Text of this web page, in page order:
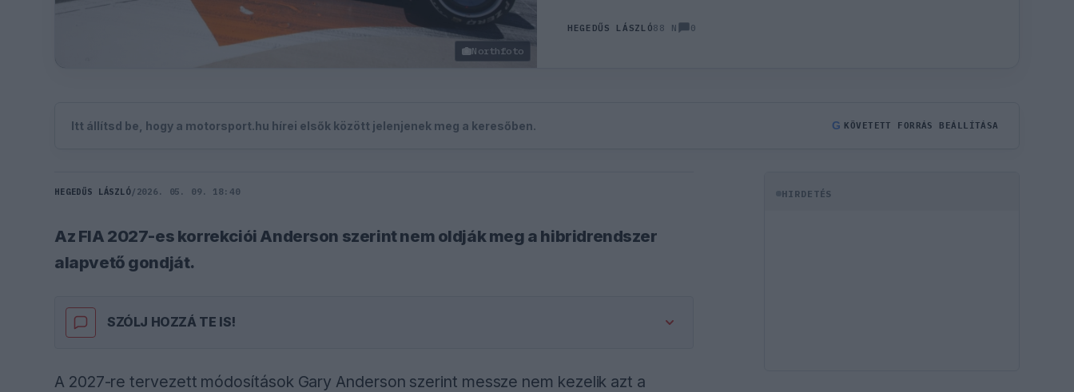
Northfoto
HEGEDŰS LÁSZLÓ88 N 0
Itt állítsd be, hogy a motorsport.hu hírei elsők között jelenjenek meg a keresőben. G KÖVETETT FORRÁS BEÁLLÍTÁSA
HEGEDŰS LÁSZLÓ/ 2026. 05. 09. 18:40
Az FIA 2027-es korrekciói Anderson szerint nem oldják meg a hibridrendszer
alapvető gondját.
SZÓLJ HOZZÁ TE IS!
A 2027-re tervezett módosítások Gary Anderson szerint messze nem kezelik azt a
HIRDETÉS